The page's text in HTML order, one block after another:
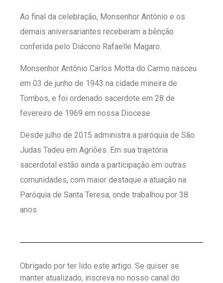
Ao final da celebração, Monsenhor Antônio e os
demais aniversariantes receberam a bênção
conferida pelo Diácono Rafaelle Magaro.
Monsenhor Antônio Carlos Motta do Carmo nasceu
em 03 de junho de 1943 na cidade mineira de
Tombos, e foi ordenado sacerdote em 28 de
fevereiro de 1969 em nossa Diocese.
Desde julho de 2015 administra a paróquia de São
Judas Tadeu em Agriões. Em sua trajetória
sacerdotal estão ainda a participação em outras
comunidades, com maior destaque a atuação na
Paróquia de Santa Teresa, onde trabalhou por 38
anos.
Obrigado por ter lido este artigo. Se quiser se
manter atualizado, inscreva no nosso canal do